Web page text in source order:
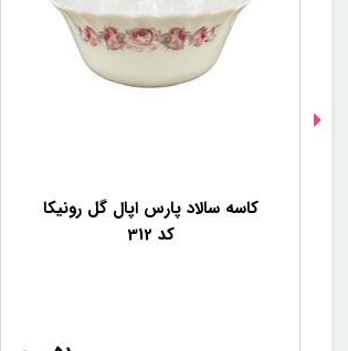
کاسه سالاد پارس اپال گل رونیکا
کد 312